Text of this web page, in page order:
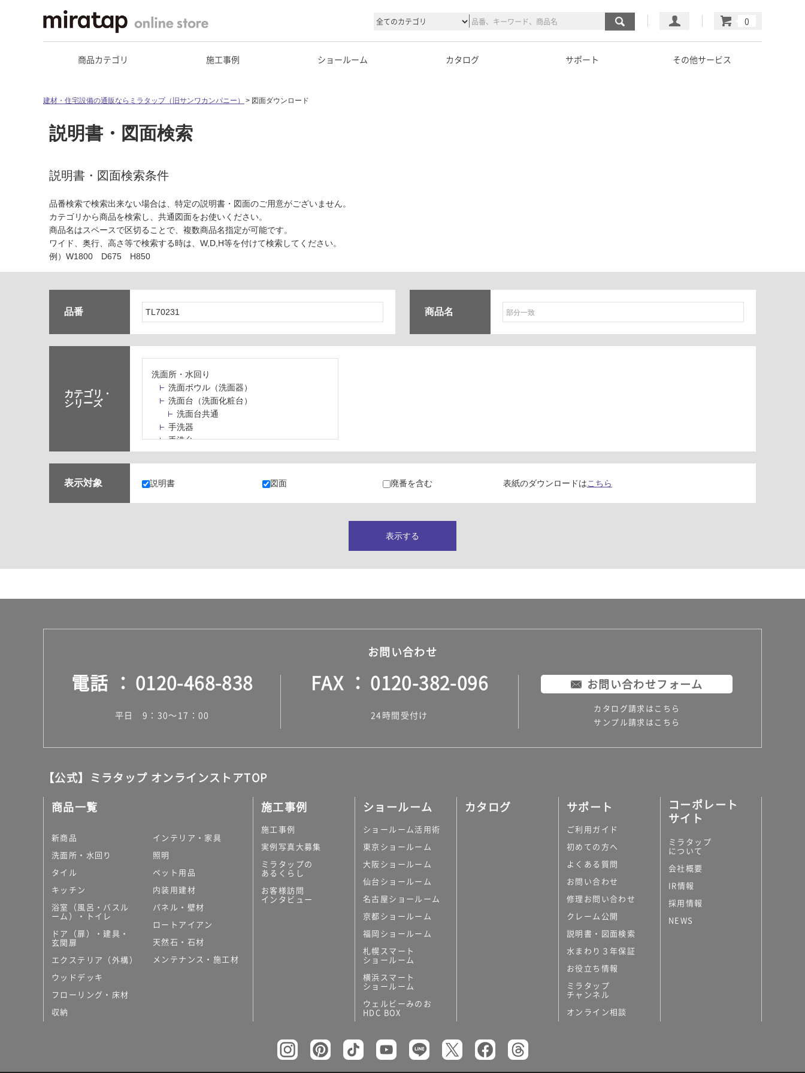
マイページ
カート
商品カテゴリ 施工事例 ショールーム カタログ サポート その他サービス
建材・住宅設備の通販ならミラタップ（旧サンワカンパニー） 図面ダウンロード
説明書・図面検索
説明書・図面検索条件
品番検索で検索出来ない場合は、特定の説明書・図面のご用意がございません。
カテゴリから商品を検索し、共通図面をお使いください。
商品名はスペースで区切ることで、複数商品名指定が可能です。
ワイド、奥行、高さ等で検索する時は、W,D,H等を付けて検索してください。
例）W1800 D675 H850
品番 商品名
カテゴリ・
シリーズ
洗面所・水回り
洗面ボウル（洗面器）
洗面台（洗面化粧台）
洗面台共通
手洗器
手洗台
水栓パン・スロップシンク
水栓金具・水栓（蛇口）・カラン
止水栓・排水金物
ミラー（鏡）
ランドリールーム
タイル
外壁タイル
洗面台タイル
屋内床タイル
テラコッタ調タイル
キッチン
コンパクトキッチン
コンパクトキッチンその他
カップボード（食器棚・キッチンボード）
コンビネーションキッチン（セクショナル
キッチン）
キッチン機器
表示対象 説明書 図面 廃番を含む 表紙のダウンロードはこちら
表示する
お問い合わせ
電話 0120-468-838
平日 9：30～17：00
FAX 0120-382-096
24時間受付け
お問い合わせフォーム
カタログ請求はこちら
サンプル請求はこちら
【公式】ミラタップ オンラインストアTOP
商品一覧
新商品
洗面所・水回り
タイル
キッチン
浴室（風呂・バスル
ーム）・トイレ
ドア（扉）・建具・
玄関扉
エクステリア（外構）
ウッドデッキ
フローリング・床材
収納
インテリア・家具
照明
ペット用品
内装用建材
パネル・壁材
ロートアイアン
天然石・石材
メンテナンス・施工材
施工事例
施工事例
実例写真大募集
ミラタップの
あるくらし
お客様訪問
インタビュー
ショールーム
ショールーム活用術
東京ショールーム
大阪ショールーム
仙台ショールーム
名古屋ショールーム
京都ショールーム
福岡ショールーム
札幌スマート
ショールーム
横浜スマート
ショールーム
ウェルビーみのお
HDC BOX
カタログ サポート
ご利用ガイド
初めての方へ
よくある質問
お問い合わせ
修理お問い合わせ
クレーム公開
説明書・図面検索
水まわり３年保証
お役立ち情報
ミラタップ
チャンネル
オンライン相談
コーポレート
サイト
ミラタップ
について
会社概要
IR情報
採用情報
NEWS